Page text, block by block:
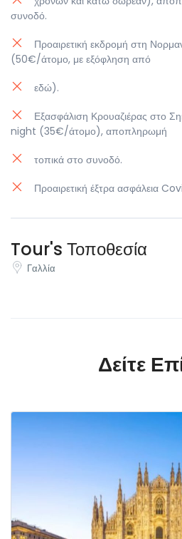
συνοδό.
Προαιρετική εκδρομή στη
(50€/άτομο, με εξόφληση από
εδώ).
Εξασφάλιση Κρουαζιέρας στο
night (35€/άτομο), αποπληρωμή
τοπικά στο συνοδό.
Προαιρετική έξτρα ασφάλεια
Tour's Τοποθεσία
Γαλλία
Δείτε